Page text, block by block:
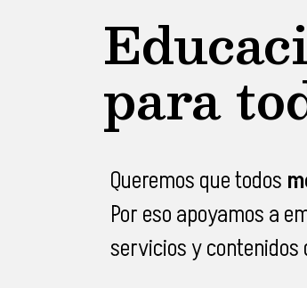
para
Queremos que todos
Por eso apoyamos a
servicios y